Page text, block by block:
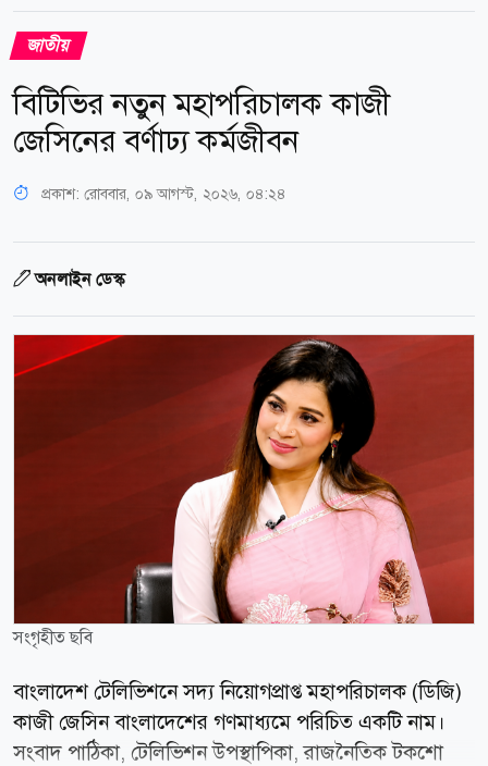
জাতীয়
বিটিভির নতুন মহাপরিচালক কাজী
জেসিনের বর্ণাঢ্য কর্মজীবন
প্রকাশ: রোববার, ০৯ আগস্ট, ২০২৬, ০৪:২৪
অনলাইন ডেস্ক
সংগৃহীত ছবি
বাংলাদেশ টেলিভিশনে সদ্য নিয়োগপ্রাপ্ত মহাপরিচালক (ডিজি)
কাজী জেসিন বাংলাদেশের গণমাধ্যমে পরিচিত একটি নাম।
সংবাদ পাঠিকা, টেলিভিশন উপস্থাপিকা, রাজনৈতিক টকশো